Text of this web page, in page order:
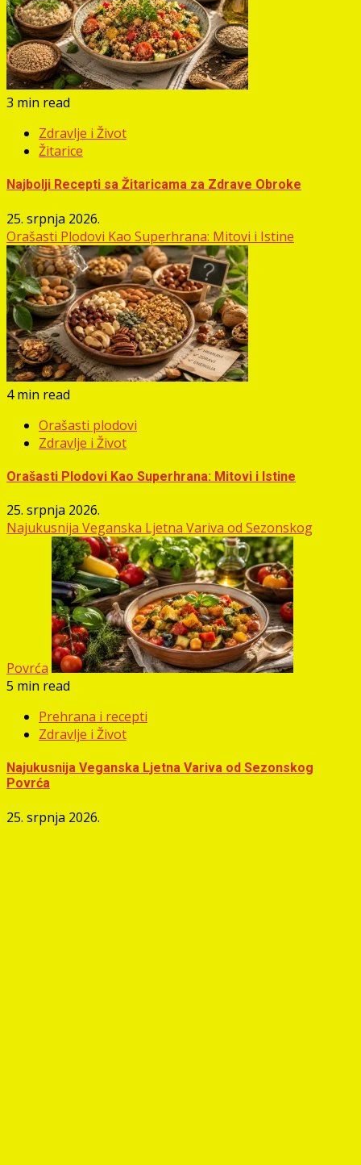
3 min read
Zdravlje i Život
Žitarice
Najbolji Recepti sa Žitaricama za Zdrave Obroke
25. srpnja 2026.
Orašasti Plodovi Kao Superhrana: Mitovi i Istine
4 min read
Orašasti plodovi
Zdravlje i Život
Orašasti Plodovi Kao Superhrana: Mitovi i Istine
25. srpnja 2026.
Najukusnija Veganska Ljetna Variva od Sezonskog
Povrća
5 min read
Prehrana i recepti
Zdravlje i Život
Najukusnija Veganska Ljetna Variva od Sezonskog
Povrća
25. srpnja 2026.